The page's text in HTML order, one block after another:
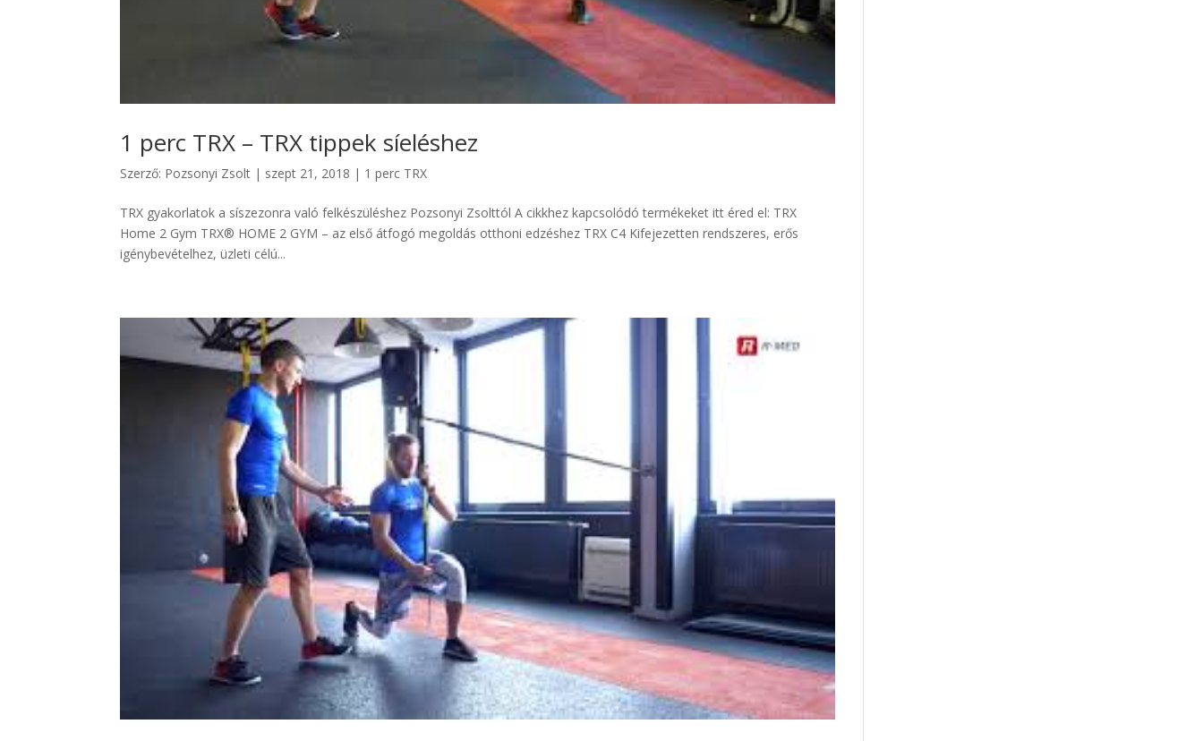
1 perc TRX – TRX tippek síeléshez
Szerző: Pozsonyi Zsolt | szept 21, 2018 | 1 perc TRX
TRX gyakorlatok a síszezonra való felkészüléshez Pozsonyi Zsolttól A cikkhez kapcsolódó termékeket itt éred el: TRX
Home 2 Gym TRX® HOME 2 GYM – az első átfogó megoldás otthoni edzéshez TRX C4 Kifejezetten rendszeres, erős
igénybevételhez, üzleti célú...